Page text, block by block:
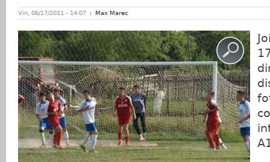
Vin, 06/17/2011 - 14:07 Max Marec